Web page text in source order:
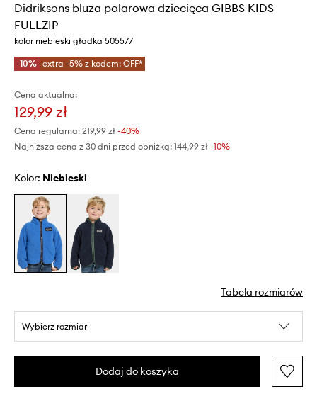
Didriksons bluza polarowa dziecięca GIBBS KIDS
FULLZIP
kolor niebieski gładka 505577
-10% extra -5% z kodem: OFF*
Cena aktualna:
129,99 zł
Cena regularna: 219,99 zł -40%
Najniższa cena z 30 dni przed obniżką: 144,99 zł -10%
Kolor: niebieski
Tabela rozmiarów
Wybierz rozmiar
Dodaj do koszyka